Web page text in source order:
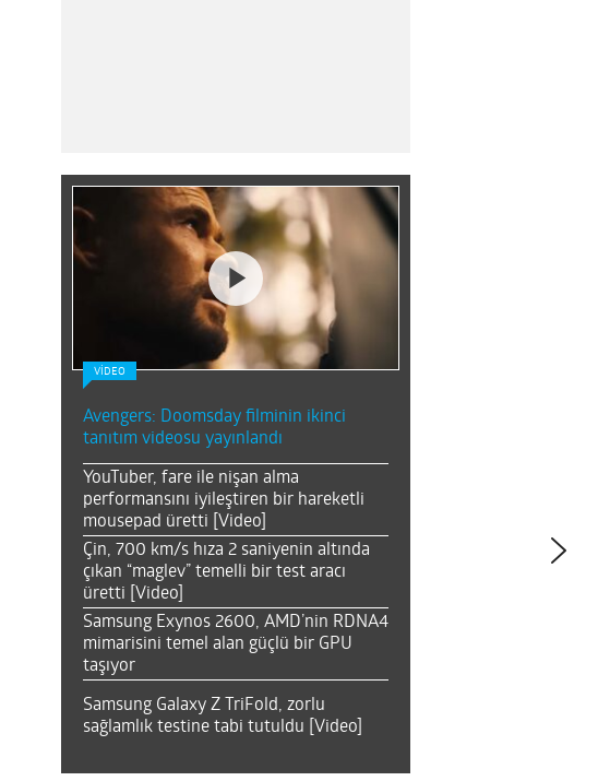
VİDEO
Avengers: Doomsday filminin ikinci
tanıtım videosu yayınlandı
YouTuber, fare ile nişan alma
performansını iyileştiren bir hareketli
mousepad üretti [Video]
Çin, 700 km/s hıza 2 saniyenin altında
çıkan “maglev” temelli bir test aracı
üretti [Video]
Samsung Exynos 2600, AMD’nin RDNA4
mimarisini temel alan güçlü bir GPU
taşıyor
Samsung Galaxy Z TriFold, zorlu
sağlamlık testine tabi tutuldu [Video]